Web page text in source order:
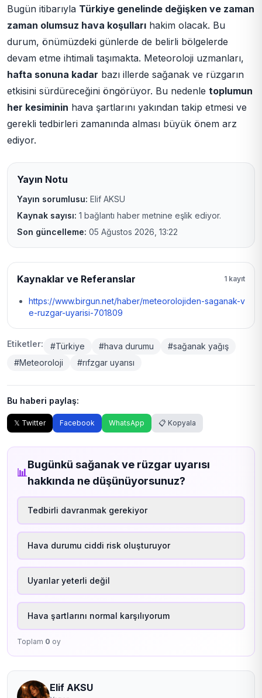
Bugün itibarıyla Türkiye genelinde değişken ve zaman
zaman olumsuz hava koşulları hakim olacak. Bu
durum, önümüzdeki günlerde de belirli bölgelerde
devam etme ihtimali taşımakta. Meteoroloji uzmanları,
hafta sonuna kadar bazı illerde sağanak ve rüzgarın
etkisini sürdüreceğini öngörüyor. Bu nedenle toplumun
her kesiminin hava şartlarını yakından takip etmesi ve
gerekli tedbirleri zamanında alması büyük önem arz
ediyor.
Yayın Notu
Yayın sorumlusu: Elif AKSU
Kaynak sayısı: 1 bağlantı haber metnine eşlik ediyor.
Son güncelleme: 05 Ağustos 2026, 13:22
Kaynaklar ve Referanslar 1 kayıt
https://www.birgun.net/haber/meteorolojiden-saganak-v
e-ruzgar-uyarisi-701809
Etiketler: #Türkiye #hava durumu
#sağanak yağış
#Meteoroloji
#rıfzgar uyarısı
Bu haberi paylaş:
𝕏 Twitter Facebook WhatsApp 📋 Kopyala
📊
Bugünkü sağanak ve rüzgar uyarısı
hakkında ne düşünüyorsunuz?
Tedbirli davranmak gerekiyor
Hava durumu ciddi risk oluşturuyor
Uyarılar yeterli değil
Hava şartlarını normal karşılıyorum
Toplam 0 oy
Elif AKSU